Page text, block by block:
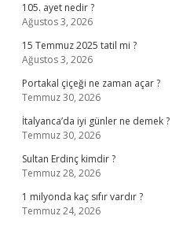
105. ayet nedir ?
Ağustos 3, 2026
15 Temmuz 2025 tatil mi ?
Ağustos 3, 2026
Portakal çiçeği ne zaman açar ?
Temmuz 30, 2026
İtalyanca’da iyi günler ne demek ?
Temmuz 30, 2026
Sultan Erdinç kimdir ?
Temmuz 28, 2026
1 milyonda kaç sıfır vardır ?
Temmuz 24, 2026